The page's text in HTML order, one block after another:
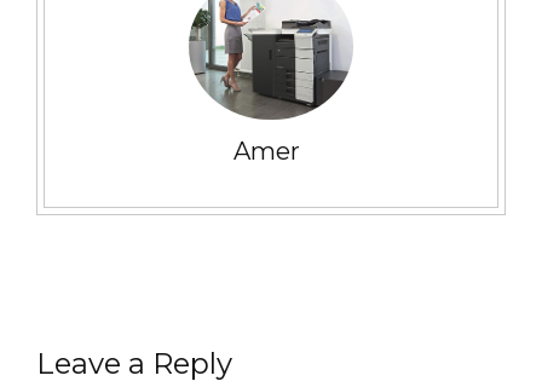
Amer
Leave a Reply